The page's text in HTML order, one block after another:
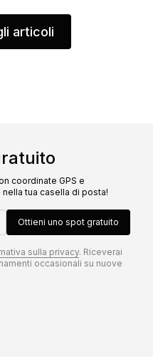
articoli
coordinate GPS e
tua casella di posta!
Ottieni uno spot gratuito
sulla privacy. Riceverai
occasionali su nuove